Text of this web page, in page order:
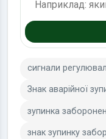
сигнали
Знак аварійної
зупинка
знак зупинку